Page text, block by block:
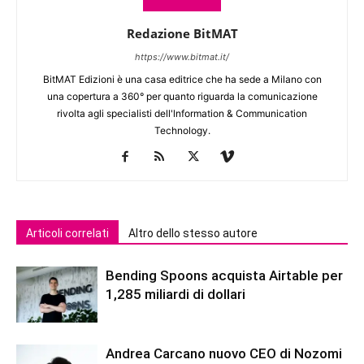
Redazione BitMAT
https://www.bitmat.it/
BitMAT Edizioni è una casa editrice che ha sede a Milano con
una copertura a 360° per quanto riguarda la comunicazione
rivolta agli specialisti dell'lnformation & Communication
Technology.
Articoli correlati Altro dello stesso autore
Bending Spoons acquista Airtable per
1,285 miliardi di dollari
Andrea Carcano nuovo CEO di Nozomi